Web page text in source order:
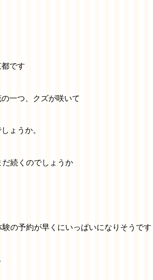
です
一つ、クズが咲いて
ょうか。
続くのでしょうか
の予約が早くにいっぱいになりそうです